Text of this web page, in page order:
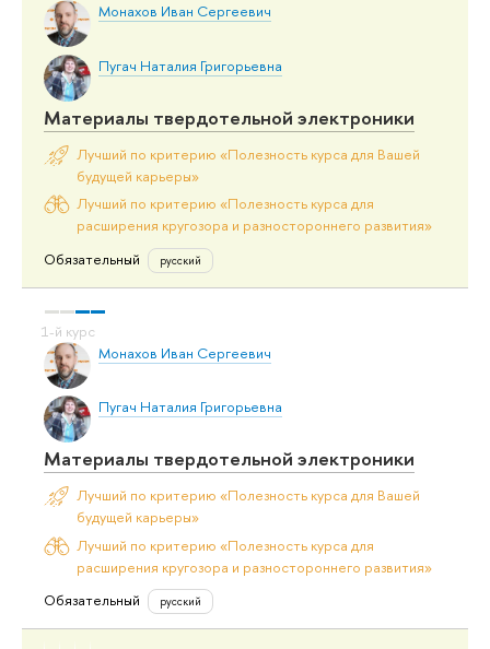
Монахов Иван Сергеевич
Пугач Наталия Григорьевна
Материалы твердотельной электроники
Лучший по критерию «Полезность курса для Вашей
будущей карьеры»
Лучший по критерию «Полезность курса для
расширения кругозора и разностороннего развития»
Обязательный
русский
Монахов Иван Сергеевич
Пугач Наталия Григорьевна
Материалы твердотельной электроники
Лучший по критерию «Полезность курса для Вашей
будущей карьеры»
Лучший по критерию «Полезность курса для
расширения кругозора и разностороннего развития»
Обязательный
русский